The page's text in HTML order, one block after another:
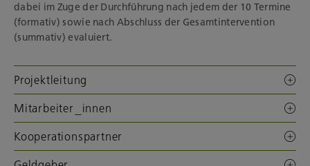
dabei im Zuge der Durchführung nach jedem der 10 Termine
(formativ) sowie nach Abschluss der Gesamtintervention
(summativ) evaluiert.
Projektleitung
Mitarbeiter_innen
Kooperationspartner